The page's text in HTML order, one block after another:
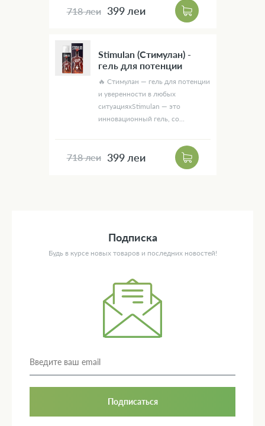
718 леи 399 леи
Stimulan (Стимулан) -
гель для потенции
🔥 Стимулан — гель для потенции
и уверенности в любых
ситуацияхStimulan — это
инновационный гель, со...
718 леи 399 леи
Подписка
Будь в курсе новых товаров и последних новостей!
Подписаться